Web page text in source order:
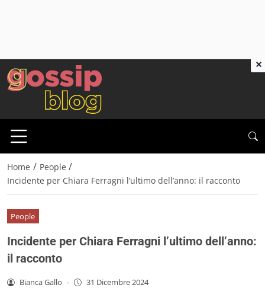
Home / People /
Incidente per Chiara Ferragni l’ultimo dell’anno: il racconto
People
Incidente per Chiara Ferragni l’ultimo dell’anno:
il racconto
Bianca Gallo - 31 Dicembre 2024
×